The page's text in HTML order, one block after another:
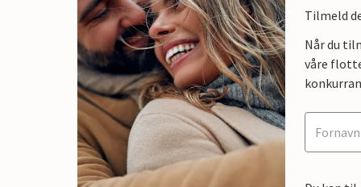
Tilmeld
Når du
våre